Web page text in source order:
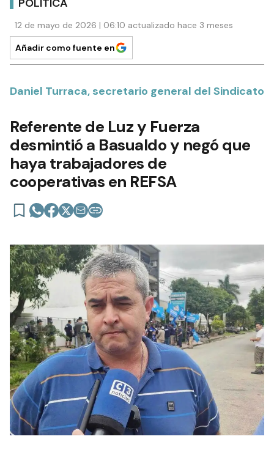
POLÍTICA
12 de mayo de 2026 | 06:10 actualizado hace 3 meses
Añadir como fuente en
Daniel Turraca, secretario general del Sindicato
Referente de Luz y Fuerza
desmintió a Basualdo y negó que
haya trabajadores de
cooperativas en REFSA